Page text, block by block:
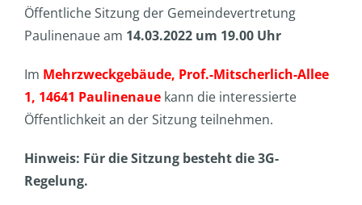
Öffentliche Sitzung der Gemeindevertretung
Paulinenaue am 14.03.2022 um 19.00 Uhr
Im Mehrzweckgebäude, Prof.-Mitscherlich-Allee
1, 14641 Paulinenaue kann die interessierte
Öffentlichkeit an der Sitzung teilnehmen.
Hinweis: Für die Sitzung besteht die 3G-
Regelung.